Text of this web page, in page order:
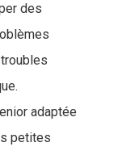
des
adaptée
petites